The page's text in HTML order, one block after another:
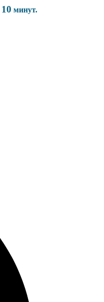
10 минут.